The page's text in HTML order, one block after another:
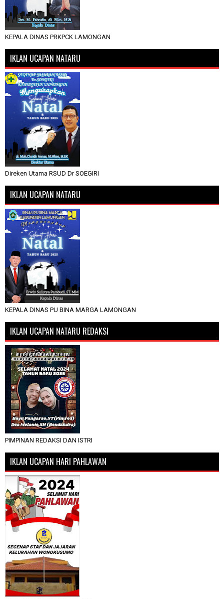
KEPALA DINAS PRKPCK LAMONGAN
IKLAN UCAPAN NATARU
Direken Utama RSUD Dr SOEGIRI
IKLAN UCAPAN NATARU
KEPALA DINAS PU BINA MARGA LAMONGAN
IKLAN UCAPAN NATARU REDAKSI
PIMPINAN REDAKSI DAN ISTRI
IKLAN UCAPAN HARI PAHLAWAN